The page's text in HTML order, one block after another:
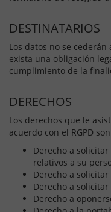
DESTINATARIOS
Los datos no se
exista una obligación
cumplimiento de la
DERECHOS
Los derechos que le
acuerdo con el RGPD
Derecho a
relativos a su
Derecho a
Derecho a
Derecho a